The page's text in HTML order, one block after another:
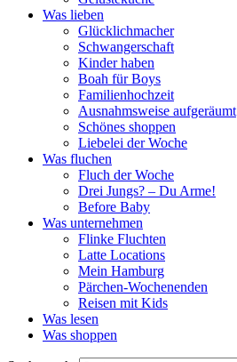
Was lieben
Glücklichmacher
Schwangerschaft
Kinder haben
Boah für Boys
Familienhochzeit
Ausnahmsweise aufgeräumt
Schönes shoppen
Liebelei der Woche
Was fluchen
Fluch der Woche
Drei Jungs? – Du Arme!
Before Baby
Was unternehmen
Flinke Fluchten
Latte Locations
Mein Hamburg
Pärchen-Wochenenden
Reisen mit Kids
Was lesen
Was shoppen